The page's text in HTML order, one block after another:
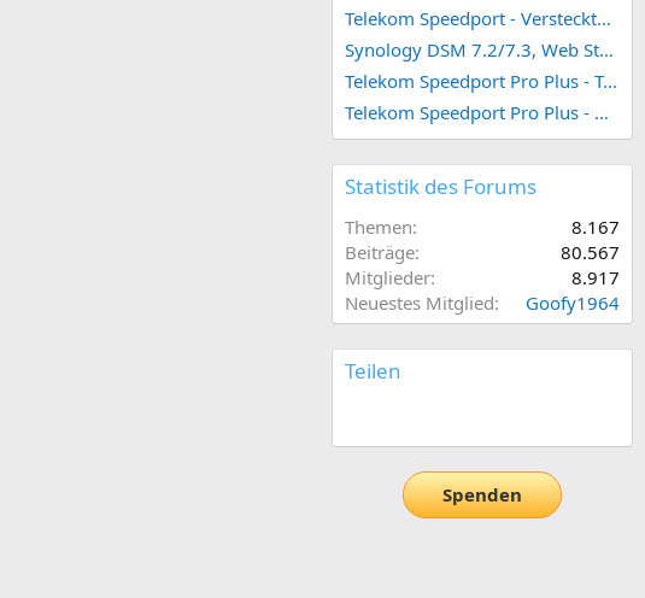
Telekom Speedport - Versteckte Konfigurationen
Synology DSM 7.2/7.3, Web Station 4, Webdienst und Webportal erstellen (ehemals vHost)
Telekom Speedport Pro Plus - Telefonie einrichten
Telekom Speedport Pro Plus - Netzwerk einrichten
Statistik des Forums
Themen
8.167
Beiträge
80.567
Mitglieder
8.917
Neuestes Mitglied
Goofy1964
Teilen
Spenden